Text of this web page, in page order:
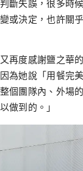
斷失誤，很多時
或決定，也許關
再度感謝鹽之華
為她說「用餐完
個團隊內、外場
做到的。」